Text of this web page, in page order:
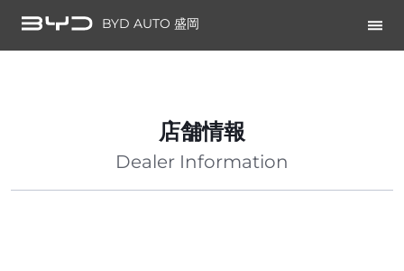
BYD AUTO 盛岡
店舗情報
Dealer Information